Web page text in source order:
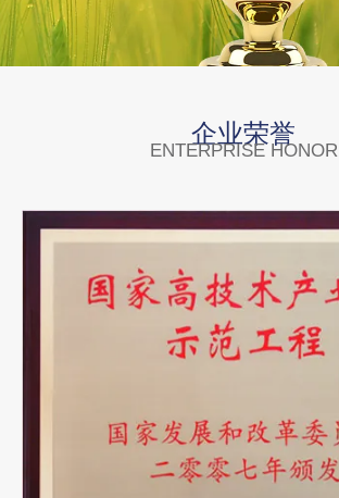
企业荣誉
ENTERPRISE HONOR